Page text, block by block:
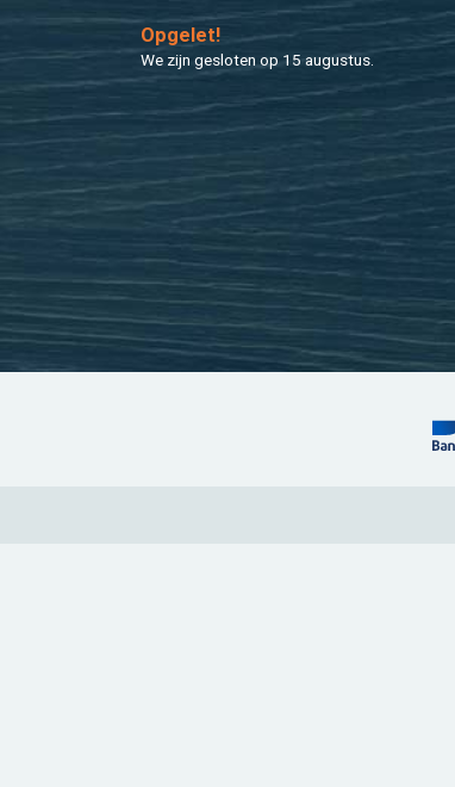
Op­ge­let!
We zijn ge­slo­ten op 15 au­gus­tus.